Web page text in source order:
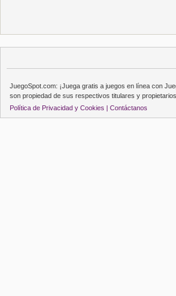
JuegoSpot.com: ¡Juega gratis a juegos en línea con
son propiedad de sus respectivos titulares y propietarios.
Política de Privacidad y Cookies | Contáctanos